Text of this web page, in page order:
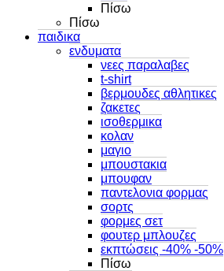
Πίσω
Πίσω
παιδικα
ενδυματα
νεες παραλαβες
t-shirt
βερμουδες αθλητικες
ζακετες
ισοθερμικα
κολαν
μαγιο
μπουστακια
μπουφαν
παντελονια φορμας
σορτς
φορμες σετ
φουτερ μπλουζες
εκπτώσεις -40% -50%
Πίσω